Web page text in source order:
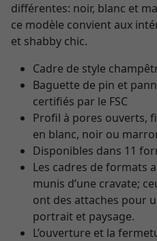
différentes: noir, blanc et
ce modèle convient aux
et shabby chic.
Cadre de style
Baguette de pin et
certifiés par le FSC
Profil à pores ouverts,
en blanc, noir ou
Disponibles dans 11
Les cadres de formats
munis d’une cravate;
ont des attaches pour
portrait et paysage.
L’ouverture et la